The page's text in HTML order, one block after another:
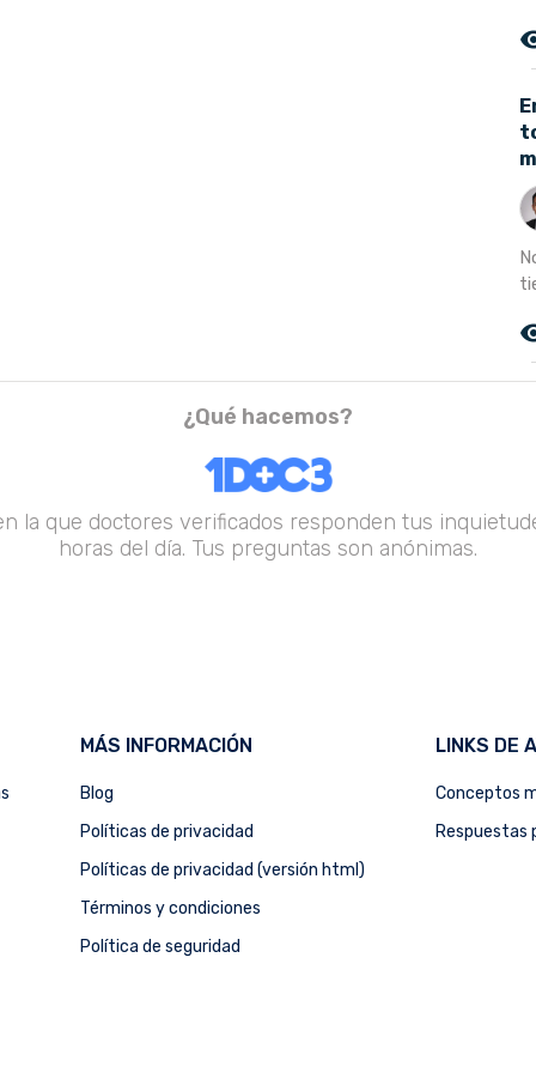
¿Qué hacemos?
la que doctores verificados responden tus
horas del día. Tus preguntas son anónimas.
MÁS INFORMACIÓN
Blog
Políticas de privacidad
Políticas de privacidad (versión html)
Términos y condiciones
Política de seguridad
LINKS DE
Conceptos
Respuestas